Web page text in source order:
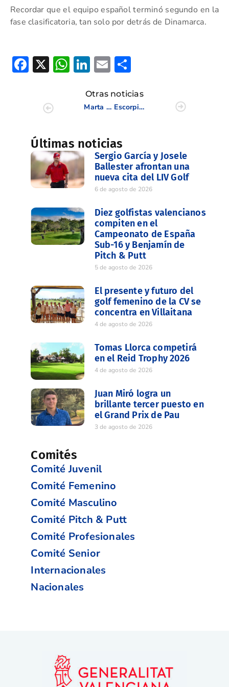
Recordar que el equipo español terminó segundo en la
fase clasificatoria, tan solo por detrás de Dinamarca.
Facebook
X WhatsApp
LinkedIn
Email
Otras noticias
Marta Pérez Sanmartín, bronce en el Europeo Sub 18 Femenino por Equipos
Escorpión revalida título en el Campeonato Interclubes de la CV
Últimas noticias
Sergio García y Josele
Ballester afrontan una
nueva cita del LIV Golf
6 de agosto de 2026
Diez golfistas valencianos
compiten en el
Campeonato de España
Sub-16 y Benjamín de
Pitch & Putt
5 de agosto de 2026
El presente y futuro del
golf femenino de la CV se
concentra en Villaitana
4 de agosto de 2026
Tomas Llorca competirá
en el Reid Trophy 2026
4 de agosto de 2026
Juan Miró logra un
brillante tercer puesto en
el Grand Prix de Pau
3 de agosto de 2026
Comités
Comité Juvenil
Comité Femenino
Comité Masculino
Comité Pitch & Putt
Comité Profesionales
Comité Senior
Internacionales
Nacionales